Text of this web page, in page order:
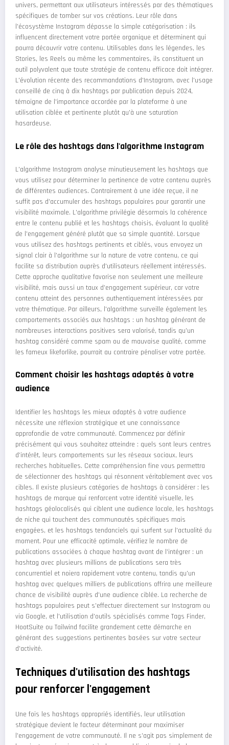
univers, permettant aux utilisateurs intéressés par des thématiques
spécifiques de tomber sur vos créations. Leur rôle dans
l'écosystème Instagram dépasse la simple catégorisation : ils
influencent directement votre portée organique et déterminent qui
pourra découvrir votre contenu. Utilisables dans les légendes, les
Stories, les Reels ou même les commentaires, ils constituent un
outil polyvalent que toute stratégie de contenu efficace doit intégrer.
L'évolution récente des recommandations d'Instagram, avec l'usage
conseillé de cinq à dix hashtags par publication depuis 2024,
témoigne de l'importance accordée par la plateforme à une
utilisation ciblée et pertinente plutôt qu'à une saturation
hasardeuse.
Le rôle des hashtags dans l'algorithme Instagram
L'algorithme Instagram analyse minutieusement les hashtags que
vous utilisez pour déterminer la pertinence de votre contenu auprès
de différentes audiences. Contrairement à une idée reçue, il ne
suffit pas d'accumuler des hashtags populaires pour garantir une
visibilité maximale. L'algorithme privilégie désormais la cohérence
entre le contenu publié et les hashtags choisis, évaluant la qualité
de l'engagement généré plutôt que sa simple quantité. Lorsque
vous utilisez des hashtags pertinents et ciblés, vous envoyez un
signal clair à l'algorithme sur la nature de votre contenu, ce qui
facilite sa distribution auprès d'utilisateurs réellement intéressés.
Cette approche qualitative favorise non seulement une meilleure
visibilité, mais aussi un taux d'engagement supérieur, car votre
contenu atteint des personnes authentiquement intéressées par
votre thématique. Par ailleurs, l'algorithme surveille également les
comportements associés aux hashtags : un hashtag générant de
nombreuses interactions positives sera valorisé, tandis qu'un
hashtag considéré comme spam ou de mauvaise qualité, comme
les fameux likeforlike, pourrait au contraire pénaliser votre portée.
Comment choisir les hashtags adaptés à votre
audience
Identifier les hashtags les mieux adaptés à votre audience
nécessite une réflexion stratégique et une connaissance
approfondie de votre communauté. Commencez par définir
précisément qui vous souhaitez atteindre : quels sont leurs centres
d'intérêt, leurs comportements sur les réseaux sociaux, leurs
recherches habituelles. Cette compréhension fine vous permettra
de sélectionner des hashtags qui résonnent véritablement avec vos
cibles. Il existe plusieurs catégories de hashtags à considérer : les
hashtags de marque qui renforcent votre identité visuelle, les
hashtags géolocalisés qui ciblent une audience locale, les hashtags
de niche qui touchent des communautés spécifiques mais
engagées, et les hashtags tendanciels qui surfent sur l'actualité du
moment. Pour une efficacité optimale, vérifiez le nombre de
publications associées à chaque hashtag avant de l'intégrer : un
hashtag avec plusieurs millions de publications sera très
concurrentiel et noiera rapidement votre contenu, tandis qu'un
hashtag avec quelques milliers de publications offrira une meilleure
chance de visibilité auprès d'une audience ciblée. La recherche de
hashtags populaires peut s'effectuer directement sur Instagram ou
via Google, et l'utilisation d'outils spécialisés comme Tags Finder,
HootSuite ou Tailwind facilite grandement cette démarche en
générant des suggestions pertinentes basées sur votre secteur
d'activité.
Techniques d'utilisation des hashtags
pour renforcer l'engagement
Une fois les hashtags appropriés identifiés, leur utilisation
stratégique devient le facteur déterminant pour maximiser
l'engagement de votre communauté. Il ne s'agit pas simplement de